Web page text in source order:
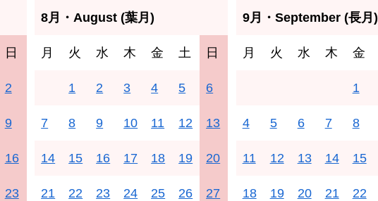
日
2
9
16
23
8月・August (葉月)
月 火 水 木 金 土 日
1 2 3 4 5 6
7 8 9 10 11 12 13
14 15 16 17 18 19 20
21 22 23 24 25 26 27
9月・September (長月)
月 火 水 木 金
1
4 5 6 7 8
11 12 13 14 15
18 19 20 21 22